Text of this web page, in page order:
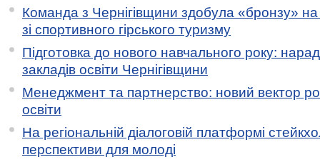
Команда з Чернігівщини здобула «бронзу» на
зі спортивного гірського туризму
Підготовка до нового навчального року:
закладів освіти Чернігівщини
Менеджмент та партнерство: новий вектор
освіти
На регіональній діалоговій платформі
перспективи для молоді